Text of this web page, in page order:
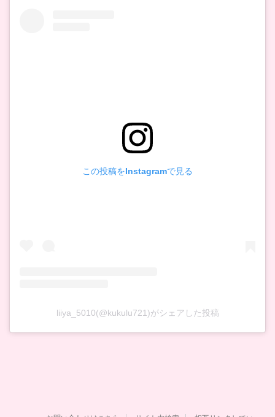
この投稿をInstagramで見る
liiya_5010(@kukulu721)がシェアした投稿